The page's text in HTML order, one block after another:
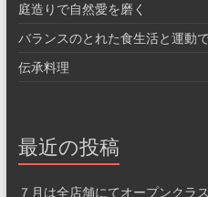
庭造りで自然愛を磨く
バランスのとれた食生活と運動
伝承料理
最近の投稿
７月は全店舗にてオープンクラ